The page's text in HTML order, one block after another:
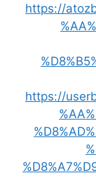
https://
https://